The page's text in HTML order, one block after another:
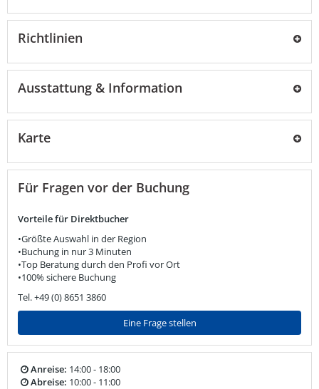
Richtlinien
Ausstattung & Information
Karte
Für Fragen vor der Buchung
Vorteile für Direktbucher
•Größte Auswahl in der Region
•Buchung in nur 3 Minuten
•Top Beratung durch den Profi vor Ort
•100% sichere Buchung
Tel. +49 (0) 8651 3860
Eine Frage stellen
Anreise: 14:00 - 18:00
Abreise: 10:00 - 11:00